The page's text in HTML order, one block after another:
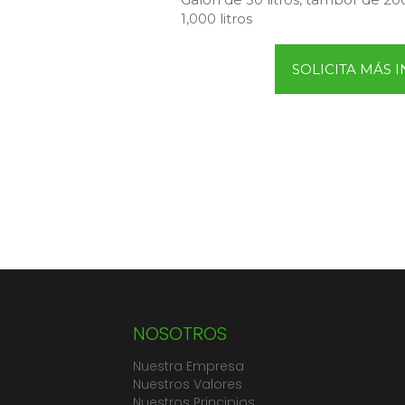
1,000 litros
SOLICITA MÁS
NOSOTROS
Nuestra Empresa
Nuestros Valores